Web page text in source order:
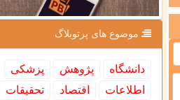
موضوع های پرتوبلاگ
دانشگاه پژوهش
پزشكی
اطلاعات
اقتصاد تحقیقات